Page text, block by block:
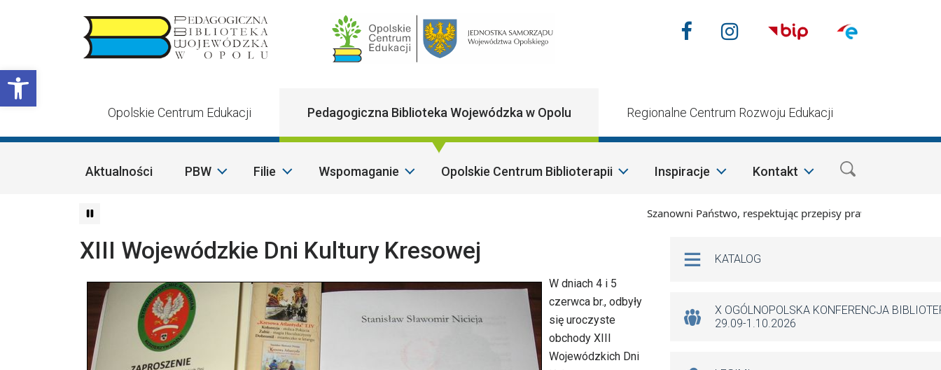
Otwórz pasek narzędzi
Main Navigation
Nasze media
FacebookInstagram
Opolskie Centrum Edukacji Pedagogiczna Biblioteka Wojewódzka w Opolu Regionalne Centrum Rozwoju Edukacji
Aktualności PBW Filie Wspomaganie Opolskie Centrum Biblioterapii Inspiracje Kontakt
Szanowni Państwo, respektując przepisy prawa i mając na
XIII Wojewódzkie Dni Kultury Kresowej
W dniach 4 i 5
czerwca br., odbyły
się uroczyste
obchody XIII
Wojewódzkich Dni
Na skróty
KATALOG
X OGÓLNOPOLSKA KONFERENCJA
29.09-1.10.2026